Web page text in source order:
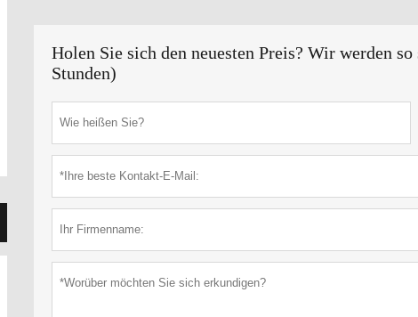
Holen Sie sich den neuesten Preis? Wir werden
Stunden)